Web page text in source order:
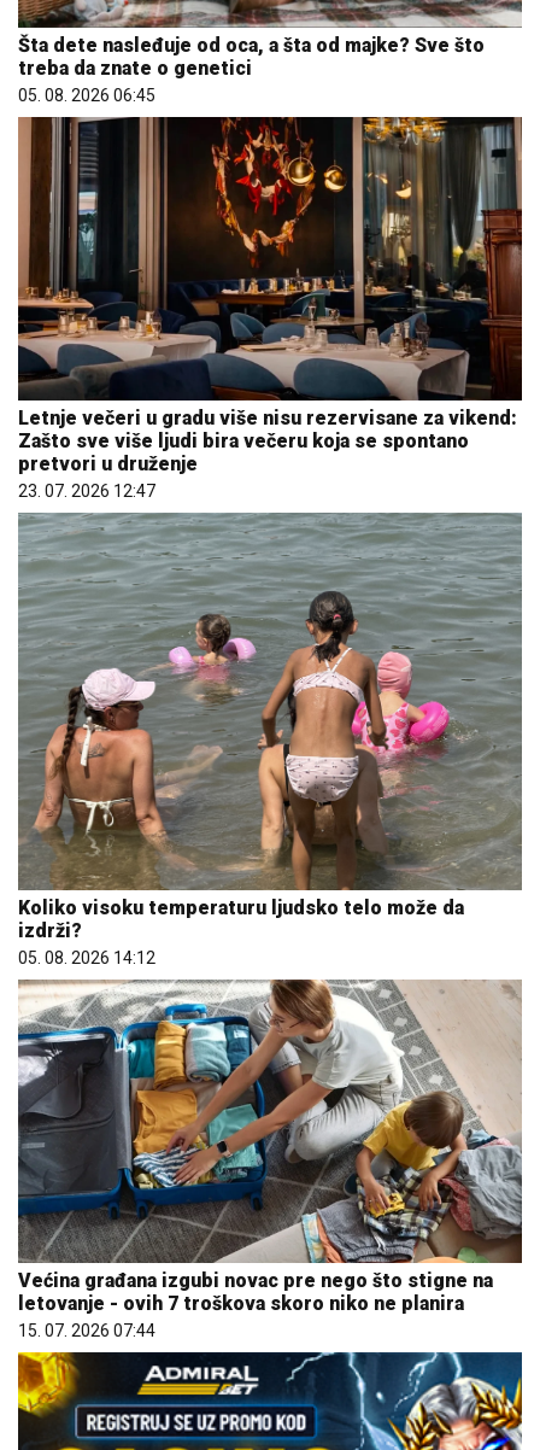
Šta dete nasleđuje od oca, a šta od majke? Sve što
treba da znate o genetici
05. 08. 2026 06:45
Letnje večeri u gradu više nisu rezervisane za vikend:
Zašto sve više ljudi bira večeru koja se spontano
pretvori u druženje
23. 07. 2026 12:47
Koliko visoku temperaturu ljudsko telo može da
izdrži?
05. 08. 2026 14:12
Većina građana izgubi novac pre nego što stigne na
letovanje - ovih 7 troškova skoro niko ne planira
15. 07. 2026 07:44